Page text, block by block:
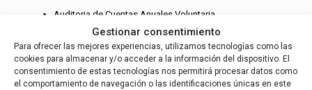
Gestionar consentimiento
Para ofrecer las mejores experiencias, utilizamos tecnologías como las
cookies para almacenar y/o acceder a la información del dispositivo. El
consentimiento de estas tecnologías nos permitirá procesar datos como
el comportamiento de navegación o las identificaciones únicas en este
Auditoria de Cuentas Anuales Voluntaria
Auditoria de Cuentas Anuales
Consolidadas
En AOB auditores confeccionamos informes de
auditoría de cuentas anuales para entidades